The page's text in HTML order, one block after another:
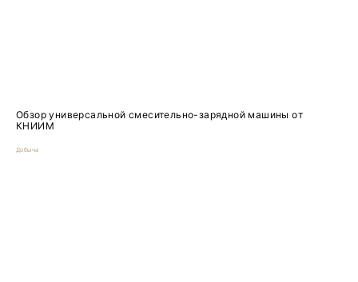
Обзор универсальной смесительно-зарядной машины от
КНИИМ
Добыча